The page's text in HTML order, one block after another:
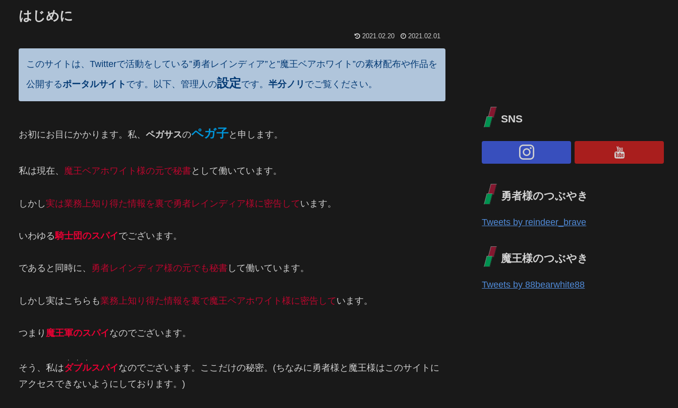
はじめに
2021.02.20 2021.02.01
このサイトは、Twitterで活動をしている”勇者レインディア”と”魔王ベアホワイト”の素材配布や作品を
公開するポータルサイト です。以下、管理人の設定です。 半分ノリ でご覧ください。
お初にお目にかかります。私、 ペガサスのペガ子と申します。
私は現在、 魔王ベアホワイト様の元で秘書として働いています。
しかし実は業務上知り得た情報を裏で勇者レインディア様に密告しています。
いわゆる騎士団のスパイでございます。
であると同時に、 勇者レインディア様の元でも秘書して働いています。
しかし実はこちらも業務上知り得た情報を裏で魔王ベアホワイト様に密告しています。
つまり 魔王軍のスパイなのでございます。
そう、私はダブル
・・・
スパイなのでございます。ここだけの秘密。(ちなみに勇者様と魔王様はこのサイトに
アクセスできないようにしております。)
SNS
勇者様のつぶやき
Tweets by reindeer_brave
魔王様のつぶやき
Tweets by 88bearwhite88